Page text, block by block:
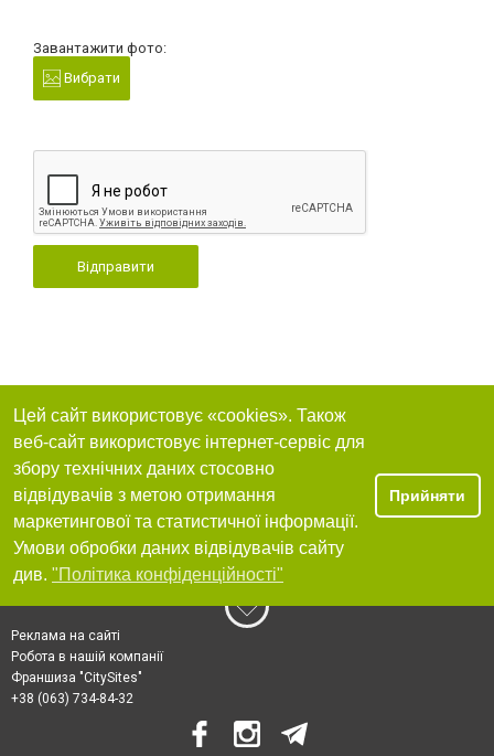
Завантажити фото:
Вибрати
Відправити
Цей сайт використовує «cookies». Також
веб-сайт використовує інтернет-сервіс для
збору технічних даних стосовно
відвідувачів з метою отримання
маркетингової та статистичної інформації.
Умови обробки даних відвідувачів сайту
див. "Політика конфіденційності"
Прийняти
Реклама на сайті
Робота в нашій компанії
Франшиза "CitySites"
+38 (063) 734-84-32